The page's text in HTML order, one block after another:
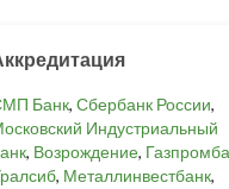
Банк, Сбербанк России,
Индустриальный
, Возрождение,
, Металлинвестбанк,